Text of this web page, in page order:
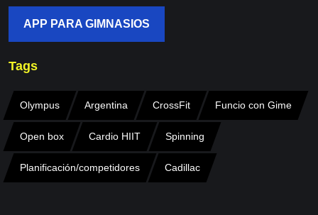
APP PARA GIMNASIOS
Tags
Olympus Argentina CrossFit Funcio con Gime
Open box Cardio HIIT Spinning
Planificación/competidores Cadillac